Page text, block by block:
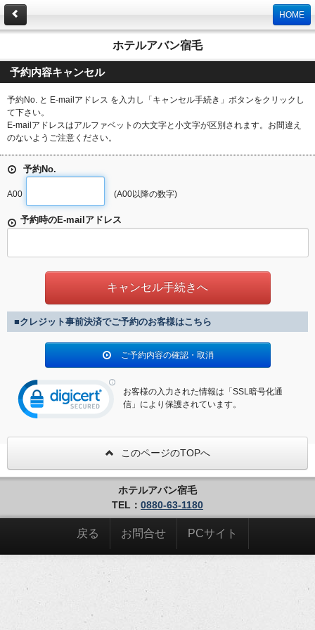
HOME
ホテルアバン宿毛
予約内容キャンセル
予約No. と E-mailアドレス を入力し「キャンセル手続き」ボタンをクリックし
て下さい。
E-mailアドレスはアルファベットの大文字と小文字が区別されます。お間違え
のないようご注意ください。
予約No.
A00 (A00以降の数字)
予約時のE-mailアドレス
■クレジット事前決済でご予約のお客様はこちら
ご予約内容の確認・取消
お客様の入力された情報は「SSL暗号化通
信」により保護されています。
このページのTOPへ
ホテルアバン宿毛
TEL： 0880-63-1180
戻る お問合せ PCサイト